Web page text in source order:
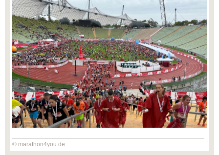
© marathon4you.de